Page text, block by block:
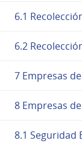
6.1
6.2
7 Empresas
8 Empresas
8.1 Seguridad